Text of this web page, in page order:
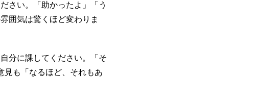
さい。「助かったよ」「う
囲気は驚くほど変わりま
分に課してください。「そ
見も「なるほど、それもあ